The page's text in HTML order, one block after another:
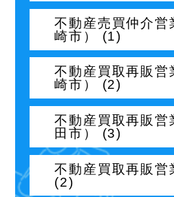
不動産売買仲介営
崎市） (1)
不動産買取再販営
崎市） (2)
不動産買取再販営
田市） (3)
不動産買取再販営
(2)